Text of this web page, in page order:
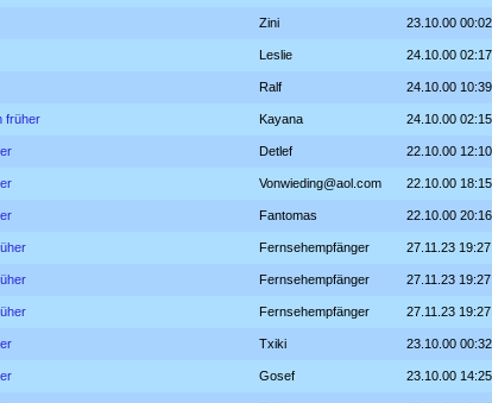
Zini 23.10.00 00:02
Leslie 24.10.00 02:17
Ralf 24.10.00 10:39
früher Kayana 24.10.00 02:15
Detlef 22.10.00 12:10
Vonwieding@aol.com 22.10.00 18:15
Fantomas 22.10.00 20:16
Fernsehempfänger 27.11.23 19:27
Fernsehempfänger 27.11.23 19:27
Fernsehempfänger 27.11.23 19:27
Txiki 23.10.00 00:32
Gosef 23.10.00 14:25